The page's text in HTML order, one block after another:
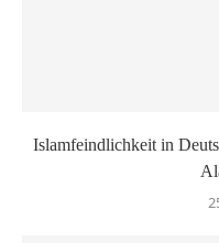
Islamfeindlichkeit in